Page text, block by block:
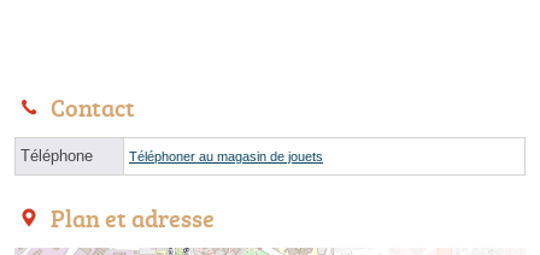
Contact
Téléphone Téléphoner au magasin de jouets
Plan et adresse